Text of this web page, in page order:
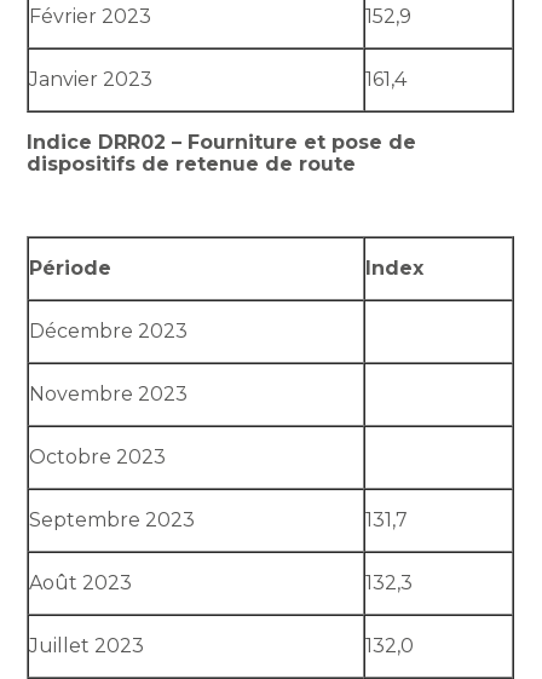
Février 2023 152,9
Janvier 2023 161,4
Indice DRR02 – Fourniture et pose de
dispositifs de retenue de route
Période Index
Décembre 2023
Novembre 2023
Octobre 2023
Septembre 2023 131,7
Août 2023 132,3
Juillet 2023 132,0